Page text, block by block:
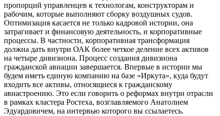
пропорций управленцев к технологам, конструкторам и
рабочим, которые выполняют сборку воздушных судов.
Оптимизация касается не только кадровой истории, она
затрагивает и финансовую деятельность, и корпоративные
процессы. В частности, корпоративная трансформация
должна дать внутри ОАК более четкое деление всех активов
на четыре дивизиона. Процесс создания дивизиона
гражданской авиации завершается. Впервые в истории мы
будем иметь единую компанию на базе «Иркута», куда будут
входить все активы, относящиеся к гражданскому
авиастроению. Это если говорить о реформах внутри отрасли
в рамках кластера Ростеха, возглавляемого Анатолием
Эдуардовичем, на интервью которого вы ссылаетесь.